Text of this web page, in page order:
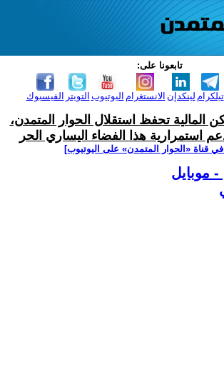
تابعونا على:
الفيسبوك التويتر اليوتيوب الانستغرام لينكدإن تيلكرام
المالية تحفظ استقلال الحوار المتمدن،
استمرارية هذا الفضاء اليساري الحر
قناة ‫«الحوار المتمدن» على اليوتيوب]
- موبايل